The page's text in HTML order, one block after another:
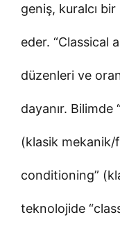
geniş, kuralcı bir
eder. “Classical
düzenleri ve
dayanır. Bilimde
(klasik mekanik/
conditioning”
teknolojide